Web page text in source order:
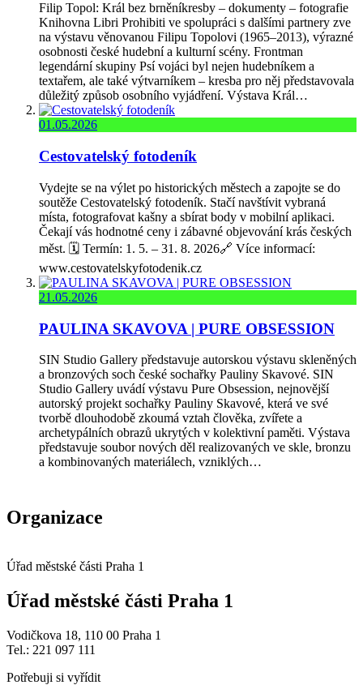
Filip Topol: Král bez brněníkresby – dokumenty – fotografie
Knihovna Libri Prohibiti ve spolupráci s dalšími partnery zve
na výstavu věnovanou Filipu Topolovi (1965–2013), výrazné
osobnosti české hudební a kulturní scény. Frontman
legendární skupiny Psí vojáci byl nejen hudebníkem a
textařem, ale také výtvarníkem – kresba pro něj představovala
důležitý způsob osobního vyjádření. Výstava Král…
01.05.2026
Cestovatelský fotodeník
Vydejte se na výlet po historických městech a zapojte se do
soutěže Cestovatelský fotodeník. Stačí navštívit vybraná
místa, fotografovat kašny a sbírat body v mobilní aplikaci.
Čekají vás hodnotné ceny i zábavné objevování krás českých
měst. 🗓️ Termín: 1. 5. – 31. 8. 2026🔗 Více informací:
www.cestovatelskyfotodenik.cz
21.05.2026
PAULINA SKAVOVA | PURE OBSESSION
SIN Studio Gallery představuje autorskou výstavu skleněných
a bronzových soch české sochařky Pauliny Skavové. SIN
Studio Gallery uvádí výstavu Pure Obsession, nejnovější
autorský projekt sochařky Pauliny Skavové, která ve své
tvorbě dlouhodobě zkoumá vztah člověka, zvířete a
archetypálních obrazů ukrytých v kolektivní paměti. Výstava
představuje soubor nových děl realizovaných ve skle, bronzu
a kombinovaných materiálech, vzniklých…
Organizace
Úřad městské části Praha 1
Úřad městské části Praha 1
Vodičkova 18, 110 00 Praha 1
Tel.: 221 097 111
Potřebuji si vyřídit